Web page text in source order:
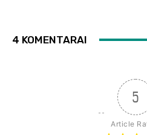
4 KOMENTARAI
5
Article